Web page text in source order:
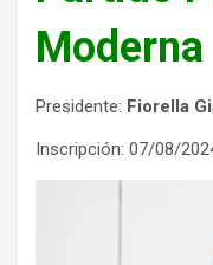
Moderna
Presidente: Fiorella
Inscripción: 07/08/